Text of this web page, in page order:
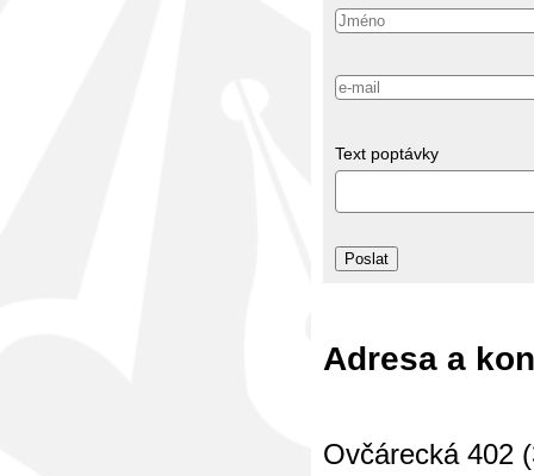
Text poptávky
Adresa a
Ovčárecká 402